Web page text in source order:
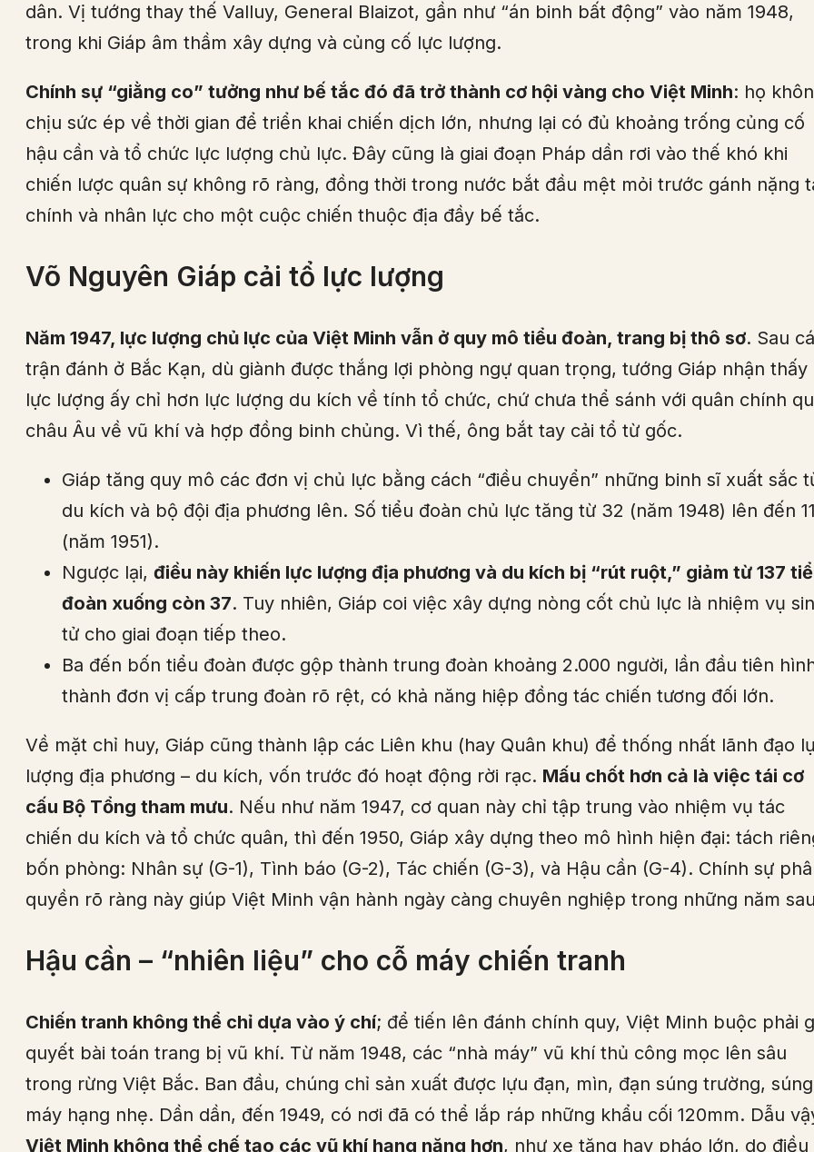
dân. Vị tướng thay thế Valluy, General Blaizot, gần như “án binh bất động” vào năm 1948,
trong khi Giáp âm thầm xây dựng và củng cố lực lượng.
Chính sự “giằng co” tưởng như bế tắc đó đã trở thành cơ hội vàng cho Việt Minh: họ
chịu sức ép về thời gian để triển khai chiến dịch lớn, nhưng lại có đủ khoảng trống củng cố
hậu cần và tổ chức lực lượng chủ lực. Đây cũng là giai đoạn Pháp dần rơi vào thế khó khi
chiến lược quân sự không rõ ràng, đồng thời trong nước bắt đầu mệt mỏi trước gánh nặng
chính và nhân lực cho một cuộc chiến thuộc địa đầy bế tắc.
Võ Nguyên Giáp cải tổ lực lượng
Năm 1947, lực lượng chủ lực của Việt Minh vẫn ở quy mô tiểu đoàn, trang bị thô sơ. Sau
trận đánh ở Bắc Kạn, dù giành được thắng lợi phòng ngự quan trọng, tướng Giáp nhận thấy
lực lượng ấy chỉ hơn lực lượng du kích về tính tổ chức, chứ chưa thể sánh với quân chính
châu Âu về vũ khí và hợp đồng binh chủng. Vì thế, ông bắt tay cải tổ từ gốc.
Giáp tăng quy mô các đơn vị chủ lực bằng cách “điều chuyển” những binh sĩ xuất sắc
du kích và bộ đội địa phương lên. Số tiểu đoàn chủ lực tăng từ 32 (năm 1948) lên đến
(năm 1951).
Ngược lại, điều này khiến lực lượng địa phương và du kích bị “rút ruột,” giảm từ 137
đoàn xuống còn 37. Tuy nhiên, Giáp coi việc xây dựng nòng cốt chủ lực là nhiệm vụ
tử cho giai đoạn tiếp theo.
Ba đến bốn tiểu đoàn được gộp thành trung đoàn khoảng 2.000 người, lần đầu tiên
thành đơn vị cấp trung đoàn rõ rệt, có khả năng hiệp đồng tác chiến tương đối lớn.
Về mặt chỉ huy, Giáp cũng thành lập các Liên khu (hay Quân khu) để thống nhất lãnh đạo
lượng địa phương – du kích, vốn trước đó hoạt động rời rạc. Mấu chốt hơn cả là việc tái cơ
cấu Bộ Tổng tham mưu. Nếu như năm 1947, cơ quan này chỉ tập trung vào nhiệm vụ tác
chiến du kích và tổ chức quân, thì đến 1950, Giáp xây dựng theo mô hình hiện đại: tách
bốn phòng: Nhân sự (G-1), Tình báo (G-2), Tác chiến (G-3), và Hậu cần (G-4). Chính sự
quyền rõ ràng này giúp Việt Minh vận hành ngày càng chuyên nghiệp trong những năm
Hậu cần – “nhiên liệu” cho cỗ máy chiến tranh
Chiến tranh không thể chỉ dựa vào ý chí; để tiến lên đánh chính quy, Việt Minh buộc phải
quyết bài toán trang bị vũ khí. Từ năm 1948, các “nhà máy” vũ khí thủ công mọc lên sâu
trong rừng Việt Bắc. Ban đầu, chúng chỉ sản xuất được lựu đạn, mìn, đạn súng trường, súng
máy hạng nhẹ. Dần dần, đến 1949, có nơi đã có thể lắp ráp những khẩu cối 120mm. Dẫu
Việt Minh không thể chế tạo các vũ khí hạng nặng hơn, như xe tăng hay pháo lớn, do điều